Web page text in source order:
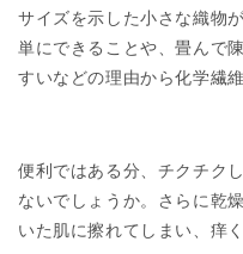
サイズを示した小さな織物
単にできることや、畳んで
すいなどの理由から化学繊
便利ではある分、チクチク
ないでしょうか。さらに乾
いた肌に擦れてしまい、痒